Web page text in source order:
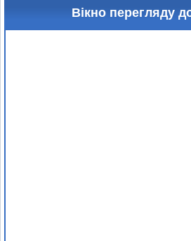
Вікно перегляду